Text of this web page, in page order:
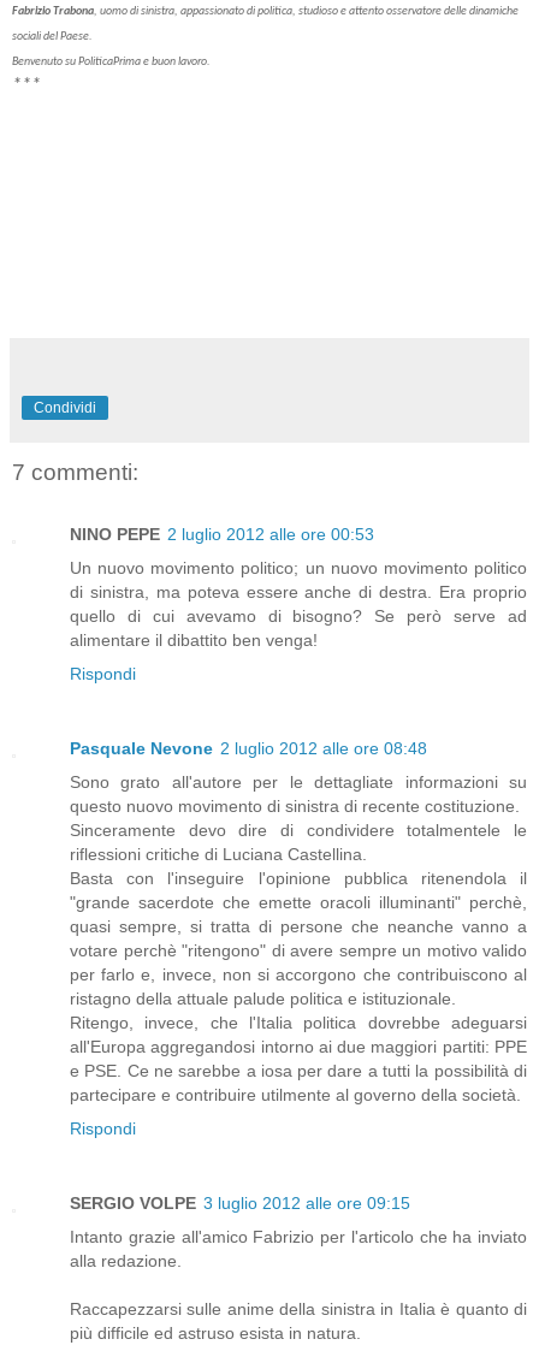
Fabrizio Trabona, uomo di sinistra, appassionato di politica, studioso e attento osservatore delle dinamiche
sociali del Paese.
Benvenuto su PoliticaPrima e buon lavoro.
***
Condividi
7 commenti:
NINO PEPE 2 luglio 2012 alle ore 00:53
Un nuovo movimento politico; un nuovo movimento politico
di sinistra, ma poteva essere anche di destra. Era proprio
quello di cui avevamo di bisogno? Se però serve ad
alimentare il dibattito ben venga!
Rispondi
Pasquale Nevone 2 luglio 2012 alle ore 08:48
Sono grato all'autore per le dettagliate informazioni su
questo nuovo movimento di sinistra di recente costituzione.
Sinceramente devo dire di condividere totalmentele le
riflessioni critiche di Luciana Castellina.
Basta con l'inseguire l'opinione pubblica ritenendola il
"grande sacerdote che emette oracoli illuminanti" perchè,
quasi sempre, si tratta di persone che neanche vanno a
votare perchè "ritengono" di avere sempre un motivo valido
per farlo e, invece, non si accorgono che contribuiscono al
ristagno della attuale palude politica e istituzionale.
Ritengo, invece, che l'Italia politica dovrebbe adeguarsi
all'Europa aggregandosi intorno ai due maggiori partiti: PPE
e PSE. Ce ne sarebbe a iosa per dare a tutti la possibilità di
partecipare e contribuire utilmente al governo della società.
Rispondi
SERGIO VOLPE 3 luglio 2012 alle ore 09:15
Intanto grazie all'amico Fabrizio per l'articolo che ha inviato
alla redazione.
Raccapezzarsi sulle anime della sinistra in Italia è quanto di
più difficile ed astruso esista in natura.